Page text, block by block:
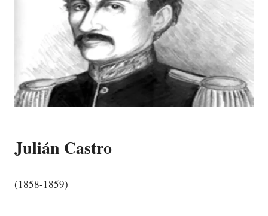
Julián Castro
(1858-1859)